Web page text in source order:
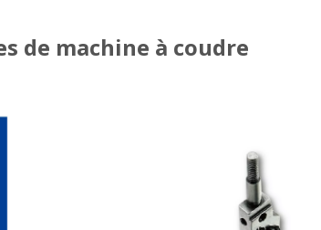
de machine à coudre